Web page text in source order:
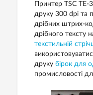
Принтер TSC TE-
друку 300 dpi та
дрібних штрих-
дрібного тексту
текстильній
друку бірок для
промисловості